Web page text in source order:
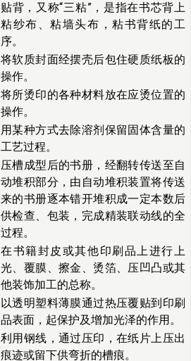
贴背，又称“三粘”，是指在书芯背上
粘纱布、粘墙头布，粘书背纸的工
序。
将软质封面经摆壳后包住硬质纸板的
操作。
将所烫印的各种材料放在应烫位置的
操作。
用某种方式去除溶剂保留固体含量的
工艺过程。
压槽成型后的书册，经翻转传送至自
动堆积部分，由自动堆积装置将传送
来的书册逐本错开堆积成一定本数后
供检查、包装，完成精装联动线的全
过程。
在书籍封皮或其他印刷品上进行上
光、覆膜、擦金、烫箔、压凹凸或其
他装饰加工的总称。
以透明塑料薄膜通过热压覆贴到印刷
品表面，起保护及增加光泽的作用。
利用钢线，通过压印，在纸片上压出
痕迹或留下供弯折的槽痕。